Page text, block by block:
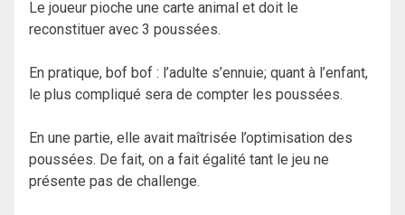
Le joueur pioche une carte animal et doit le
reconstituer avec 3 poussées.
En pratique, bof bof : l’adulte s’ennuie; quant à l’enfant,
le plus compliqué sera de compter les poussées.
En une partie, elle avait maîtrisée l’optimisation des
poussées. De fait, on a fait égalité tant le jeu ne
présente pas de challenge.